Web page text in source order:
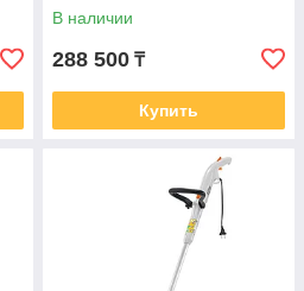
В наличии
288 500 ₸
Купить